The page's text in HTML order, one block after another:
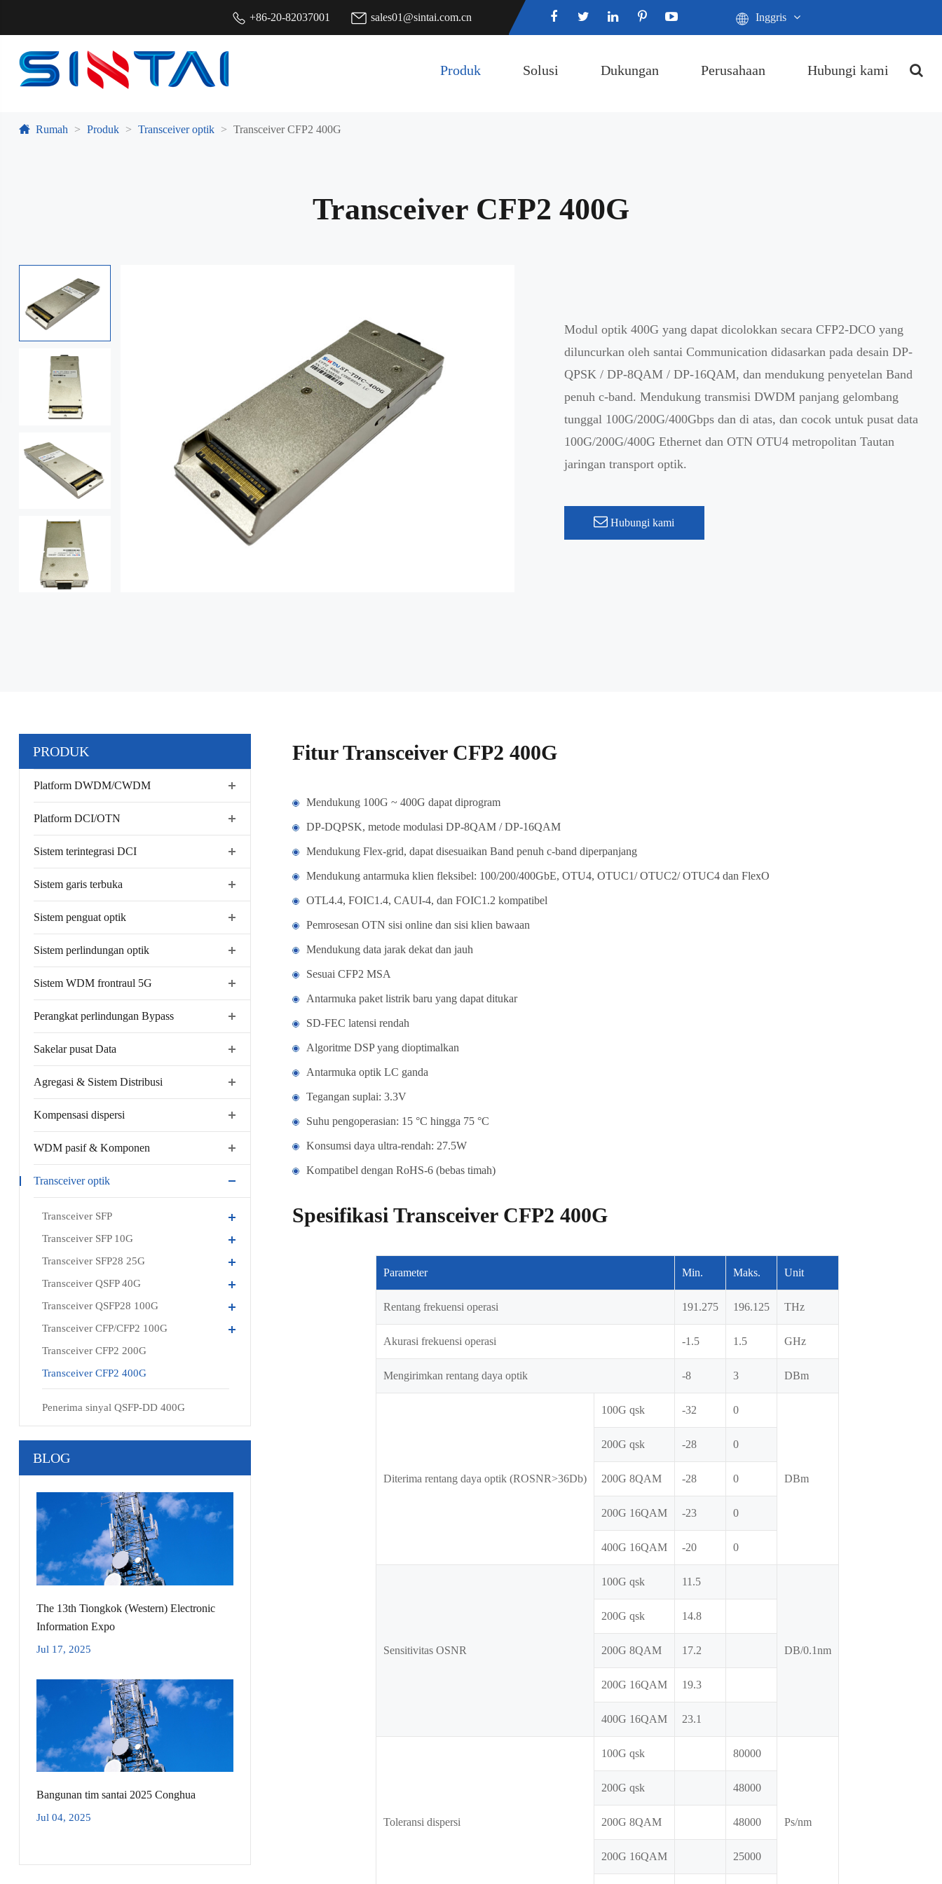
+86-20-82037001 sales01@sintai.com.cn Inggris
Produk Solusi Dukungan Perusahaan Hubungi kami
Rumah Produk Transceiver optik Transceiver CFP2 400G
Transceiver CFP2 400G
Modul optik 400G yang dapat dicolokkan secara CFP2-DCO yang
diluncurkan oleh santai Communication didasarkan pada desain DP-
QPSK / DP-8QAM / DP-16QAM, dan mendukung penyetelan Band
penuh c-band. Mendukung transmisi DWDM panjang gelombang
tunggal 100G/200G/400Gbps dan di atas, dan cocok untuk pusat data
100G/200G/400G Ethernet dan OTN OTU4 metropolitan Tautan
jaringan transport optik.
Hubungi kami
PRODUK
Platform DWDM/CWDM
Platform DCI/OTN
Sistem terintegrasi DCI
Sistem garis terbuka
Sistem penguat optik
Sistem perlindungan optik
Sistem WDM frontraul 5G
Perangkat perlindungan Bypass
Sakelar pusat Data
Agregasi & Sistem Distribusi
Kompensasi dispersi
WDM pasif & Komponen
Transceiver optik
Transceiver SFP
Transceiver SFP 10G
Transceiver SFP28 25G
Transceiver QSFP 40G
Transceiver QSFP28 100G
Transceiver CFP/CFP2 100G
Transceiver CFP2 200G
Transceiver CFP2 400G
Penerima sinyal QSFP-DD 400G
BLOG
The 13th Tiongkok (Western) Electronic
Information Expo
Jul 17, 2025
Bangunan tim santai 2025 Conghua
Jul 04, 2025
Fitur Transceiver CFP2 400G
Mendukung 100G ~ 400G dapat diprogram
DP-DQPSK, metode modulasi DP-8QAM / DP-16QAM
Mendukung Flex-grid, dapat disesuaikan Band penuh c-band diperpanjang
Mendukung antarmuka klien fleksibel: 100/200/400GbE, OTU4, OTUC1/ OTUC2/ OTUC4 dan FlexO
OTL4.4, FOIC1.4, CAUI-4, dan FOIC1.2 kompatibel
Pemrosesan OTN sisi online dan sisi klien bawaan
Mendukung data jarak dekat dan jauh
Sesuai CFP2 MSA
Antarmuka paket listrik baru yang dapat ditukar
SD-FEC latensi rendah
Algoritme DSP yang dioptimalkan
Antarmuka optik LC ganda
Tegangan suplai: 3.3V
Suhu pengoperasian: 15 °C hingga 75 °C
Konsumsi daya ultra-rendah: 27.5W
Kompatibel dengan RoHS-6 (bebas timah)
Spesifikasi Transceiver CFP2 400G
Parameter Min. Maks. Unit
Rentang frekuensi operasi 191.275 196.125 THz
Akurasi frekuensi operasi -1.5 1.5 GHz
Mengirimkan rentang daya optik -8 3 DBm
Diterima rentang daya optik (ROSNR>36Db)
100G qsk -32 0
DBm
200G qsk -28 0
200G 8QAM -28 0
200G 16QAM -23 0
400G 16QAM -20 0
Sensitivitas OSNR
100G qsk 11.5
DB/0.1nm
200G qsk 14.8
200G 8QAM 17.2
200G 16QAM 19.3
400G 16QAM 23.1
Toleransi dispersi
100G qsk 80000
Ps/nm
200G qsk 48000
200G 8QAM 48000
200G 16QAM 25000